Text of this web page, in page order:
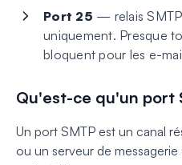
Port 25 — relais
uniquement. Presque
bloquent pour les e-
Qu'est-ce qu'un port
Un port SMTP est un canal
ou un serveur de